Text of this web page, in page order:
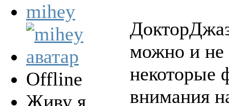
mihey
Offline
Живу я
можно и не
некоторые
внимания